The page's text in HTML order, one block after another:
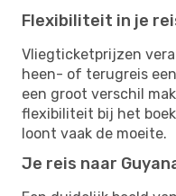
Flexibiliteit in je
Vliegticketprijzen
heen- of terugreis
een groot verschil
flexibiliteit bij het
loont vaak de moeite.
Je reis naar